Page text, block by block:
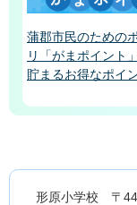
蒲郡市民のための
リ「がまポイント
貯まるお得なポイ
形原小学校 〒